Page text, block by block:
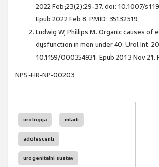
2022 Feb;23(2):29-37. doi: 10.1007/
Epub 2022 Feb 8. PMID: 35132519.
Ludwig W, Phillips M. Organic causes of
dysfunction in men under 40. Urol Int.
10.1159/000354931. Epub 2013 Nov 21.
NPS-HR-NP-00203
urologija mladi
adolescenti
urogenitalni sustav